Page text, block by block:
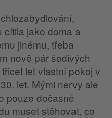
cítila jako doma a
jinému, třeba
nově pár šedivých
let vlastní pokoj v
let. Mými nervy ale
pouze dočasné
muset stěhovat, co